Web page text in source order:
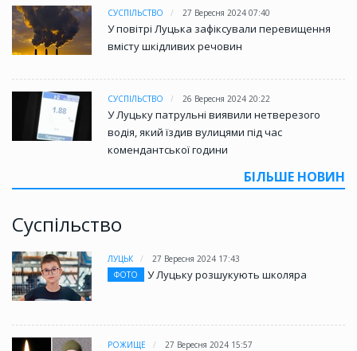
СУСПІЛЬСТВО 27 Вересня 2024 07:40
У повітрі Луцька зафіксували перевищення
вмісту шкідливих речовин
СУСПІЛЬСТВО 26 Вересня 2024 20:22
У Луцьку патрульні виявили нетверезого
водія, який їздив вулицями під час
комендантської години
БІЛЬШЕ НОВИН
Суспільство
ЛУЦЬК
27 Вересня 2024 17:43
ФОТО
У Луцьку розшукують школяра
РОЖИЩЕ 27 Вересня 2024 15:57